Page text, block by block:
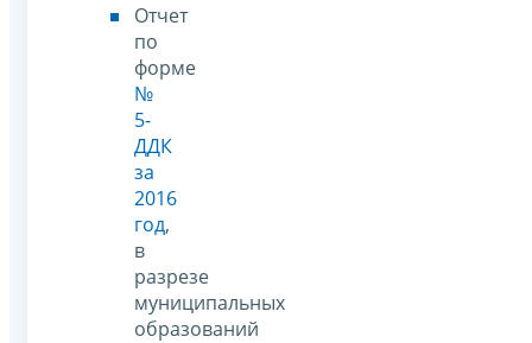
Отчет
по
форме
№
5-
ДДК
за
2016
год,
в
разрезе
муниципальных
образований